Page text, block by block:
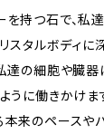
持つ石で、私
リスタルボディ
達の細胞や臓
うに働きかけま
来のペースや